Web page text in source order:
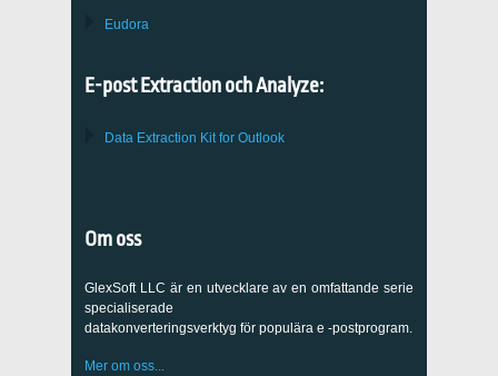
Eudora
E-post Extraction och Analyze:
Data Extraction Kit for Outlook
Om oss
GlexSoft LLC är en utvecklare av en omfattande serie
specialiserade
datakonverteringsverktyg för populära e -postprogram.
Mer om oss...